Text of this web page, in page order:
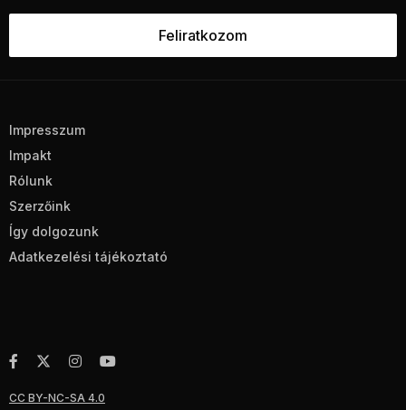
Impresszum
Impakt
Rólunk
Szerzőink
Így dolgozunk
Adatkezelési tájékoztató
CC BY-NC-SA 4.0